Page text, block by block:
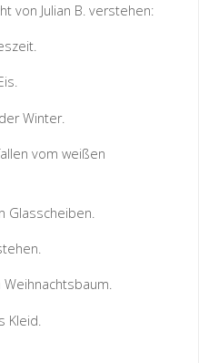
von Julian B. verstehen:
Winter.
vom weißen
Glasscheiben.
Kleid.